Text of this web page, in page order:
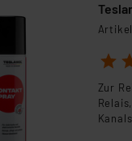
1 2
Zur